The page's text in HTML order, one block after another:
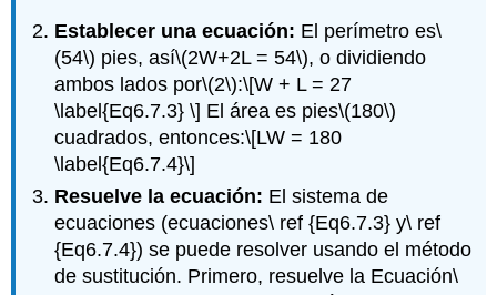
Establecer una ecuación: El perímetro es\
(54\) pies, así\(2W+2L = 54\), o dividiendo
ambos lados por\(2\):\[W + L = 27
\label{Eq6.7.3} \] El área es pies\(180\)
cuadrados, entonces:\[LW = 180
\label{Eq6.7.4}\]
Resuelve la ecuación: El sistema de
ecuaciones (ecuaciones\ ref {Eq6.7.3} y\ ref
{Eq6.7.4}) se puede resolver usando el método
de sustitución. Primero, resuelve la Ecuación\